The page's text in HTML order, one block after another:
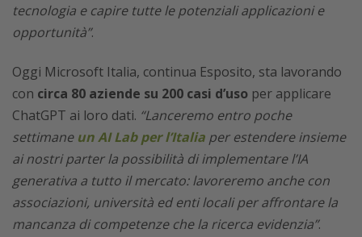
tecnologia e capire tutte le potenziali applicazioni e
opportunità”.
Oggi Microsoft Italia, continua Esposito, sta lavorando
con circa 80 aziende su 200 casi d’uso per applicare
ChatGPT ai loro dati. “Lanceremo entro poche
settimane un AI Lab per l’Italia per estendere insieme
ai nostri parter la possibilità di implementare l’IA
generativa a tutto il mercato: lavoreremo anche con
associazioni, università ed enti locali per affrontare la
mancanza di competenze che la ricerca evidenzia”.